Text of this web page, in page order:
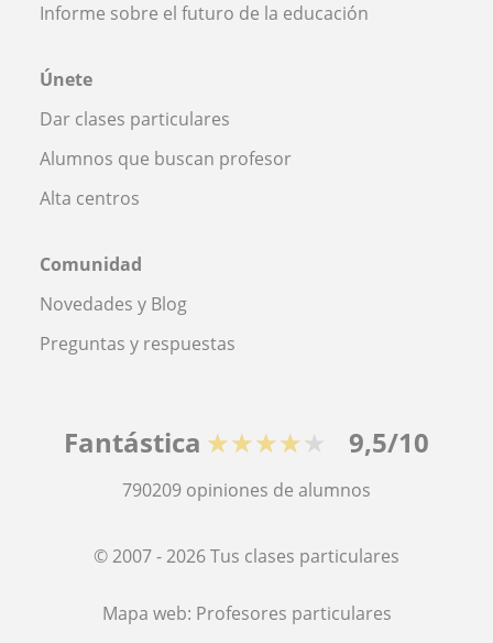
Informe sobre el futuro de la educación
Únete
Dar clases particulares
Alumnos que buscan profesor
Alta centros
Comunidad
Novedades y Blog
Preguntas y respuestas
Fantástica ★★★★★ 9,5/10
790209 opiniones de alumnos
© 2007 - 2026 Tus clases particulares
Mapa web: Profesores particulares